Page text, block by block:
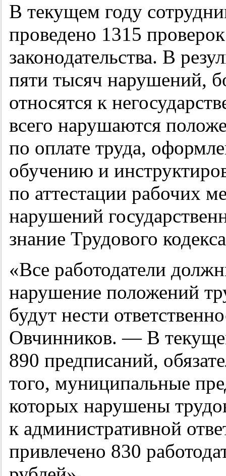
В текущем году
проведено 1315
законодательства. В
пяти тысяч нарушений,
относятся к
всего нарушаются
по оплате труда,
обучению и
по аттестации рабочих
нарушений
знание Трудового
«Все работодатели
нарушение положений
будут нести
Овчинников. — В
890 предписаний,
того, муниципальные
которых нарушены
к административной
привлечено 830